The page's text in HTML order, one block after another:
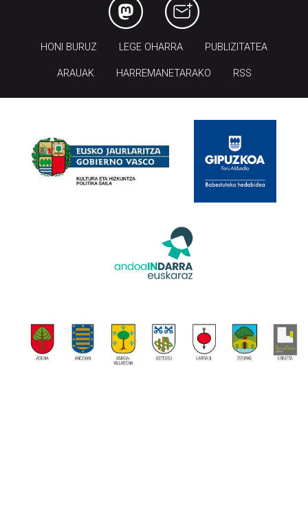
HONI BURUZ LEGE OHARRA PUBLIZITATEA
ARAUAK HARREMANETARAKO RSS